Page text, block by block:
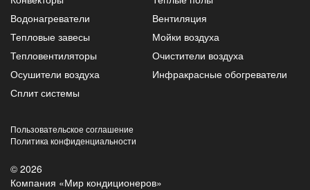
Водонагреватели
Вентиляция
Тепловые завесы
Мойки воздуха
Тепловентиляторы
Очистители воздуха
Осушители воздуха
Инфракрасные обогреватели
Сплит системы
Пользовательское соглашение
Политика конфиденциальности
© 2026
Компания «Мир кондиционеров»